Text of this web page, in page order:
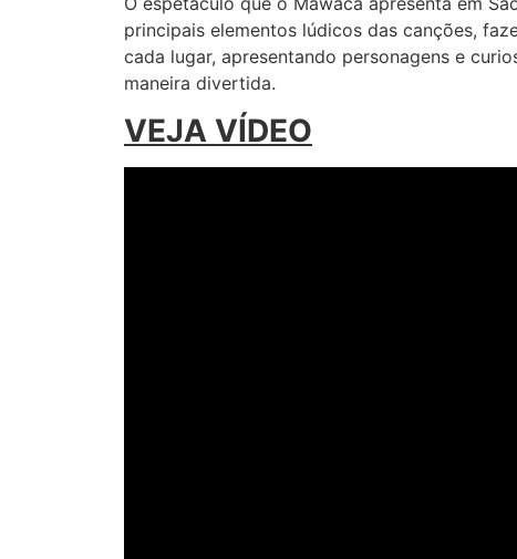
principais elementos lúdicos das canções,
cada lugar, apresentando personagens e
maneira divertida.
VEJA VÍDEO